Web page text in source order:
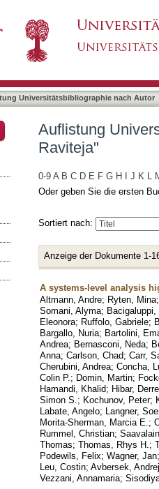
Universitätsbibliographie nach Autor
Auflistung
Raviteja"
0-9 A B C D E F G H J K L
Oder geben Sie die ersten
Sortiert nach:
Anzeige der Dokumente 1-
A systems-level analysis
Altmann, Andre; Ryten, Mina
Somani, Alyma; Bacigaluppi,
Eleonora; Ruffolo, Gabriele;
Bargallo, Nuria; Bartolini,
Andrea; Bernasconi, Neda;
Anna; Carlson, Chad; Carr,
Cherubini, Andrea; Concha,
Colin P. ; Domin, Martin;
Hamandi, Khalid; Hibar,
Simon S. ; Kochunov, Peter;
Labate, Angelo; Langner,
Morita-Sherman, Marcia E. ;
Rummel, Christian;
Thomas; Thomas, Rhys H. ;
Podewils, Felix; Wagner, Jan
Leu, Costin; Avbersek,
Vezzani, Annamaria;